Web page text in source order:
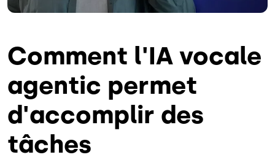
Comment l'IA vocale
agentic permet
d'accomplir des
tâches